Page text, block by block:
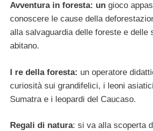
Avventura in foresta: un gioco
conoscere le cause della
alla salvaguardia delle foreste e delle
abitano.
I re della foresta: un operatore
curiosità sui grandifelici, i leoni
Sumatra e i leopardi del Caucaso.
Regali di natura: si va alla scoperta